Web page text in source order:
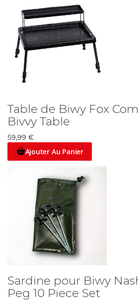
Table de Biwy Fox
Bivvy Table
59,99 €
Ajouter Au Panier
Sardine pour Biwy
Peg 10 Piece Set